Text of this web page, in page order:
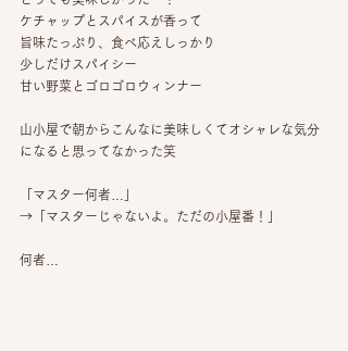
ケチャップとスパイスが香って
旨味たっぷり、食べ応えしっかり
少しだけスパイシー
甘い野菜とゴロゴロウィンナー
山小屋で朝からこんなに美味しくてオシャレな気分
になると思ってなかった笑
「マスター何者…」
→「マスターじゃないよ。ただの小屋番！」
何者…